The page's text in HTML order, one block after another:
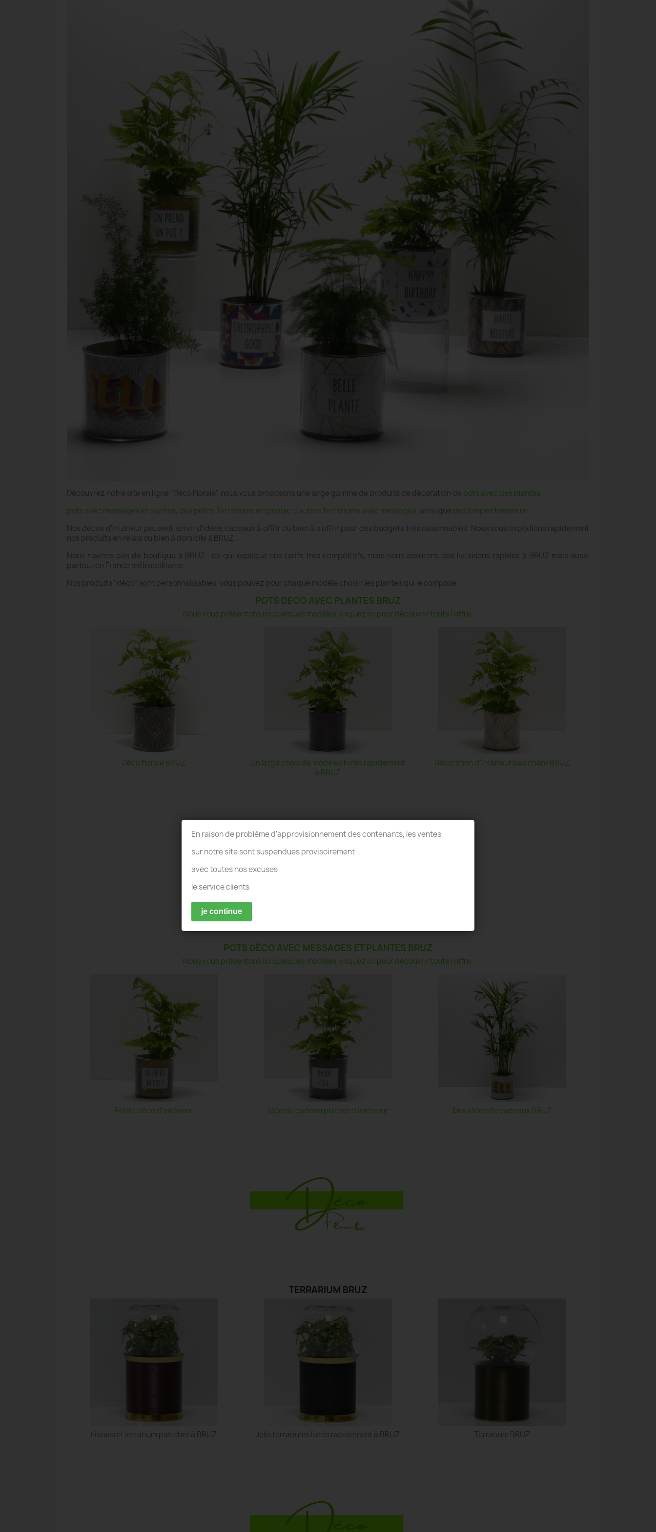
Découvrez notre site en ligne "Déco Florale", nous vous proposons une large gamme de produits de décoration de pots avec des plantes,
pots avec messages et plantes, des petits Terrariums originaux, d'autres terrariums avec messages, ainsi que des lampes terrarium
Nos décos d'intérieur peuvent servir d'idées cadeaux à offrir ou bien à s'offrir pour des budgets très raisonnables. Nous vous expédions rapidement
nos produits en relais ou bien à domicile à BRUZ .
Nous n'avons pas de boutique à BRUZ , ce qui explique nos tarifs très compétitifs, mais nous assurons des livraisons rapides à BRUZ mais aussi
partout en France métropolitaine.
Nos produits "déco" sont personnalisables, vous pouvez pour chaque modèle choisir les plantes qui le compose.
POTS DECO AVEC PLANTES BRUZ
Nous vous présentons ici quelques modèles, cliquez ici pour découvrir toute l'offre.
Déco florale BRUZ
Un large choix de modèles livrés rapidement
à BRUZ
Décoration d'intérieur pas chère BRUZ
POTS DÉCO AVEC MESSAGES ET PLANTES BRUZ
Nous vous présentons ici quelques modèles, cliquez ici pour découvrir toute l'offre.
Petite déco d'intérieur Idée de cadeau plantes d'intérieur Des idées de cadeaux BRUZ
TERRARIUM BRUZ
Livraison terrarium pas cher à BRUZ Jolis terrariums livrés rapidement à BRUZ Terrarium BRUZ
En raison de problème d'approvisionnement des contenants, les ventes
sur notre site sont suspendues provisoirement
avec toutes nos excuses
le service clients
je continue